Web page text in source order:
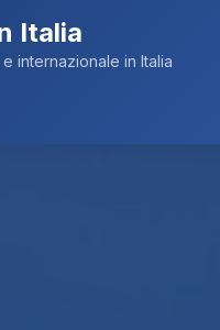
Italia
internazionale in Italia